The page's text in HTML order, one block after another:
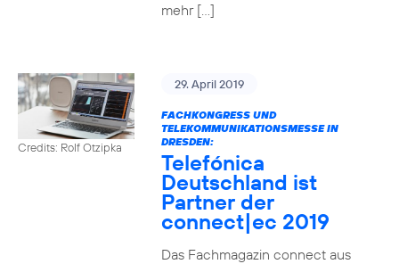
mehr […]
Credits: Rolf Otzipka
29. April 2019
FACHKONGRESS UND
TELEKOMMUNIKATIONSMESSE IN
DRESDEN:
Telefónica
Deutschland ist
Partner der
connect|ec 2019
Das Fachmagazin connect aus